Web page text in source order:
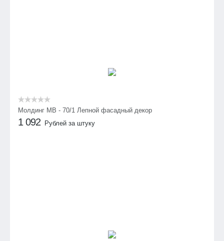
Молдинг МВ - 70/1 Лепной фасадный декор
1 092 Рублей за штуку